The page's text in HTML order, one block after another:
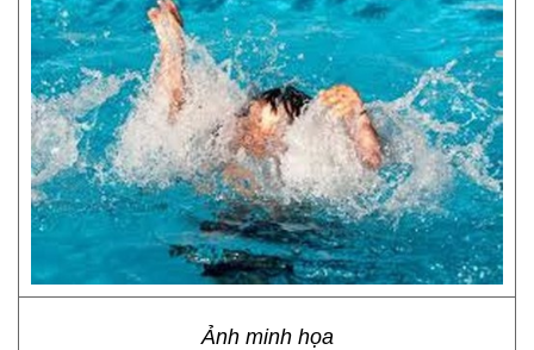
Ảnh minh họa